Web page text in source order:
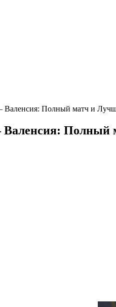
Валенсия: Полный матч и
Полный